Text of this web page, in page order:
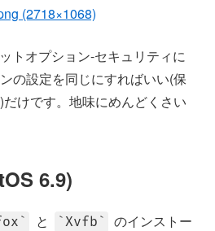
(2718×1068)
トオプション-セキュリティに
の設定を同じにすればいい(保
けです。地味にめんどくさい
6.9)
と Xvfb
のインストー